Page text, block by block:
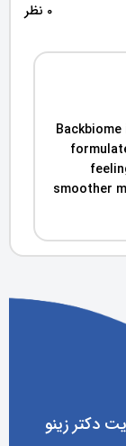
0 نظر
smoother
دکتر زینو